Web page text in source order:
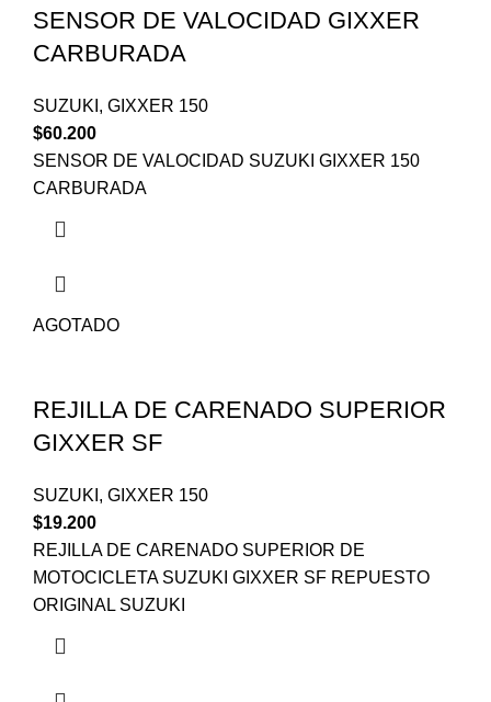
SENSOR DE VALOCIDAD GIXXER
CARBURADA
SUZUKI , GIXXER 150
$60.200
SENSOR DE VALOCIDAD SUZUKI GIXXER 150
CARBURADA
AGOTADO
REJILLA DE CARENADO SUPERIOR
GIXXER SF
SUZUKI , GIXXER 150
$19.200
REJILLA DE CARENADO SUPERIOR DE
MOTOCICLETA SUZUKI GIXXER SF REPUESTO
ORIGINAL SUZUKI